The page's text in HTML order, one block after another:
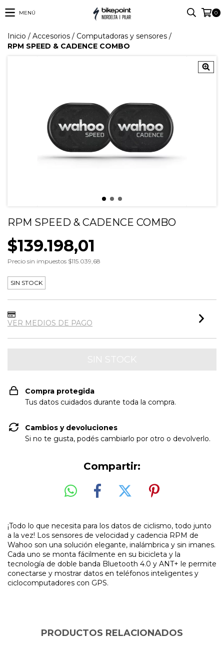
MENÚ 0
Inicio / Accesorios / Computadoras y sensores /
RPM SPEED & CADENCE COMBO
RPM SPEED & CADENCE COMBO
$139.198,01
Precio sin impuestos $115.039,68
SIN STOCK
VER MEDIOS DE PAGO
Compra protegida
Tus datos cuidados durante toda la compra.
Cambios y devoluciones
Si no te gusta, podés cambiarlo por otro o devolverlo.
Compartir:
¡Todo lo que necesita para los datos de ciclismo, todo junto
a la vez! Los sensores de velocidad y cadencia RPM de
Wahoo son una solución elegante, inalámbrica y sin imanes.
Cada uno se monta fácilmente en su bicicleta y la
tecnología de doble banda Bluetooth 4.0 y ANT+ le permite
conectarse y mostrar datos en teléfonos inteligentes y
ciclocomputadores con GPS.
PRODUCTOS RELACIONADOS